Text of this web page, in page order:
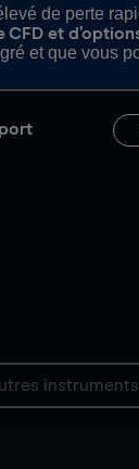
de perte
et
et que vous